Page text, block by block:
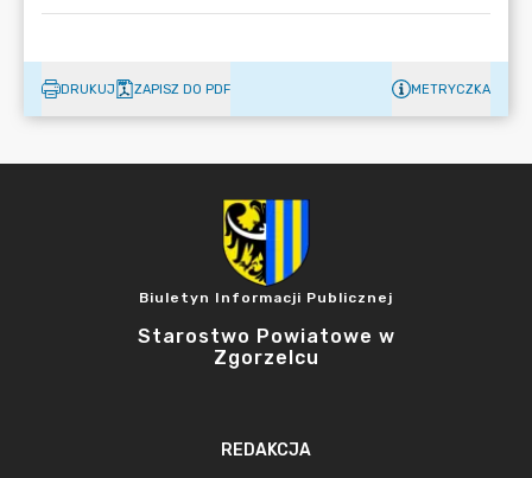
DRUKUJ ZAPISZ DO PDF METRYCZKA
Biuletyn Informacji Publicznej
Starostwo Powiatowe w
Zgorzelcu
REDAKCJA